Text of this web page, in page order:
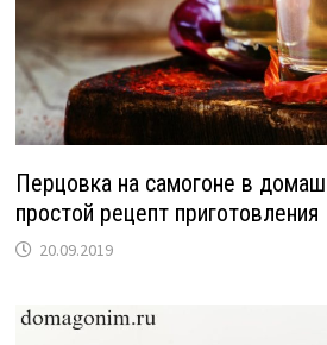
Перцовка на самогоне в
простой рецепт приготовления
20.09.2019